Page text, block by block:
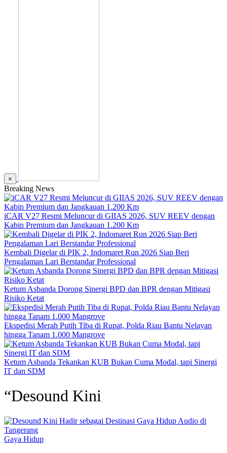
×
Breaking News
iCAR V27 Resmi Meluncur di GIIAS 2026, SUV REEV dengan
Kabin Premium dan Jangkauan 1.200 Km
Kembali Digelar di PIK 2, Indomaret Run 2026 Siap Beri
Pengalaman Lari Berstandar Professional
Ketum Asbanda Dorong Sinergi BPD dan BPR dengan Mitigasi
Risiko Ketat
Ekspedisi Merah Putih Tiba di Rupat, Polda Riau Bantu Nelayan
hingga Tanam 1.000 Mangrove
Ketum Asbanda Tekankan KUB Bukan Cuma Modal, tapi Sinergi
IT dan SDM
“Desound Kini
Gaya Hidup